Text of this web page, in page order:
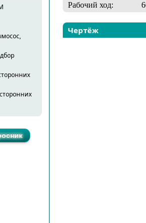
Рабочий ход:
Чертёж